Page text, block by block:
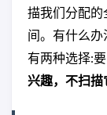
描我们分配的
间。有什么
有两种选择:
兴趣，不扫描